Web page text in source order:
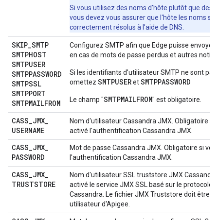
Si vous utilisez des noms d'hôte plutôt que des
vous devez vous assurer que l'hôte les noms
correctement résolus à l’aide de DNS.
SKIP_SMTP
SMTPHOST
SMTPUSER
SMTPPASSWORD
SMTPSSL
SMTPPORT
SMTPMAILFROM
Configurez SMTP afin que Edge puisse envoyer
en cas de mots de passe perdus et autres
Si les identifiants d'utilisateur SMTP ne sont pas
omettez SMTPUSERetSMTPPASSWORD
Le champ "SMTPMAILFROM" est obligatoire.
CASS_JMX_
USERNAME
Nom d'utilisateur Cassandra JMX. Obligatoire si
activé l'authentification Cassandra JMX.
CASS_JMX_
PASSWORD
Mot de passe Cassandra JMX. Obligatoire si
l'authentification Cassandra JMX.
CASS_JMX_
TRUSTSTORE
Nom d'utilisateur SSL truststore JMX
activé le service JMX SSL basé sur le protocole
Cassandra. Le fichier JMX Truststore doit être
utilisateur d'Apigee.